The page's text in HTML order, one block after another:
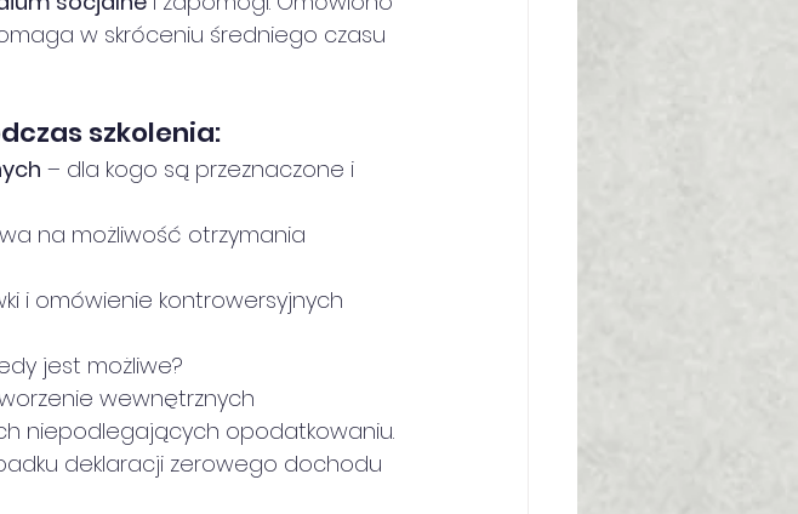
w skróceniu średniego czasu
szkolenia:
– dla kogo są przeznaczone i
na możliwość otrzymania
i omówienie kontrowersyjnych
jest możliwe?
wewnętrznych
niepodlegających opodatkowaniu.
deklaracji zerowego dochodu